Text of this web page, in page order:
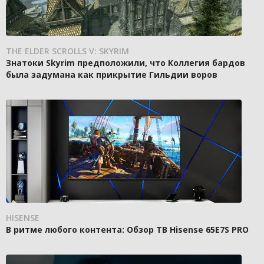
THE ELDER SCROLLS V: SKYRIM
Знатоки Skyrim предположили, что Коллегия бардов
была задумана как прикрытие Гильдии воров
HISENSE
В ритме любого контента: Обзор ТВ Hisense 65E7S PRO